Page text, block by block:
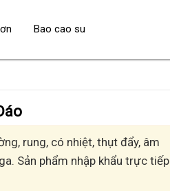
rung, có nhiệt, thụt đẩy, âm
Sản phẩm nhập khẩu trực tiếp
Bao cao su